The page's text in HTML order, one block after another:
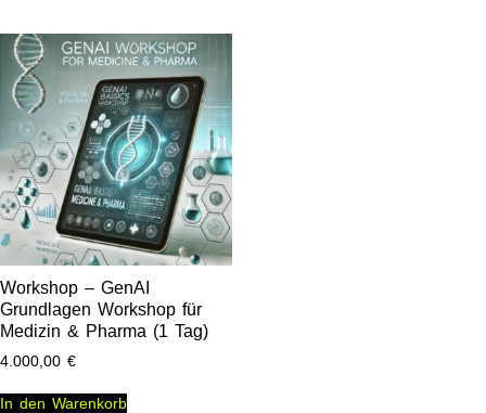
Workshop – GenAI
Grundlagen Workshop für
Medizin & Pharma (1 Tag)
4.000,00 €
In den Warenkorb